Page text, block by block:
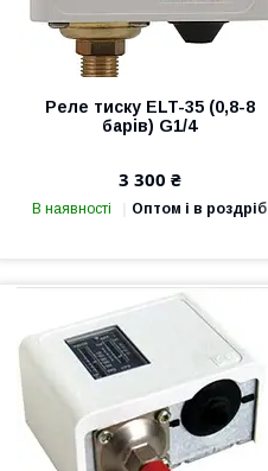
Реле тиску ELT-35 (0,8-8
барів) G1/4
3 300 ₴
В наявності Оптом і в роздріб